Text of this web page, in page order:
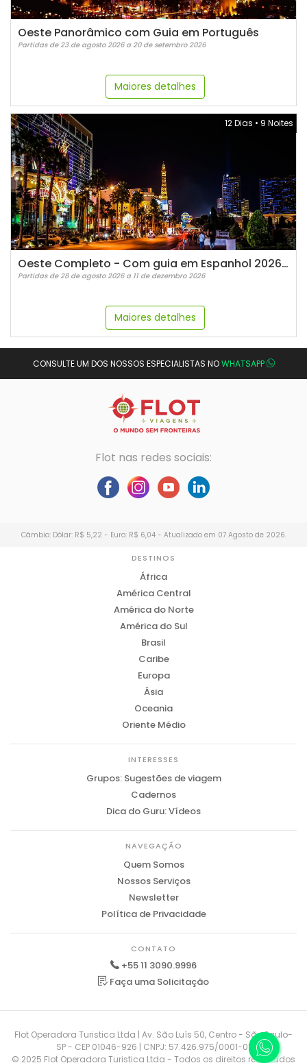
Oeste Panorâmico com Guia em Português
Partidas de 23 de agosto 2026 a 20 de setembro 2026
Maiores detalhes
12 Dias • 9 Noites
Oeste Completo - Com guia em Espanhol 2026-2027
Partidas de 28 de agosto 2026 a 11 de dezembro 2026
Maiores detalhes
CONSULTE UM DOS NOSSOS ESPECIALISTAS NOWHATSAPP
Flot nas redes sociais:
Câmbio: Dólar: R$ 5,22 - Euro: R$ 6,04 - Atualizado em 07 Agosto de 2026.
DESTINOS
África
América Central
América do Norte
América do Sul
Brasil
Caribe
Europa
Ásia
Oceania
Oriente Médio
INTERESSES
Grupos: Sugestões de viagem
Cadernos
Dica do Guru: Vídeos
NAVEGAÇÃO
Quem Somos
Nossos Serviços
Newsletter
Política de Privacidade
CONTATO
+55 11 3090.9996
Faça uma Solicitação
Flot Operadora Turistica Ltda | Av. São Luís 50, Centro - São Paulo-
SP - CEP 01046-926 | CNPJ: 57.426.975/0001-01
© 2025 Flot Operadora Turistica Ltda - Todos os direitos reservados